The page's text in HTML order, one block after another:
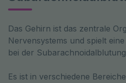
Das Gehirn ist das zentrale
Nervensystems und spielt
bei der
Es ist in verschiedene